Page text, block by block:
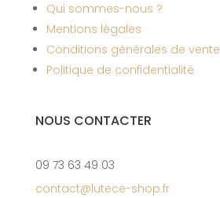
Qui sommes-nous ?
Mentions légales
Conditions générales de vente
Politique de confidentialité
NOUS CONTACTER
09 73 63 49 03
contact@lutece-shop.fr